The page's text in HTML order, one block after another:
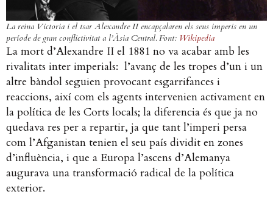
La reina Victoria i el tsar Alexandre II encapçalaren els seus imperis en un
període de gran conflictivitat a l’Àsia Central. Font: Wikipedia
La mort d’Alexandre II el 1881 no va acabar amb les
rivalitats inter imperials: l’avanç de les tropes d’un i un
altre bàndol seguien provocant esgarrifances i
reaccions, així com els agents intervenien activament en
la política de les Corts locals; la diferencia és que ja no
quedava res per a repartir, ja que tant l’imperi persa
com l’Afganistan tenien el seu país dividit en zones
d’influència, i que a Europa l’ascens d’Alemanya
augurava una transformació radical de la política
exterior.